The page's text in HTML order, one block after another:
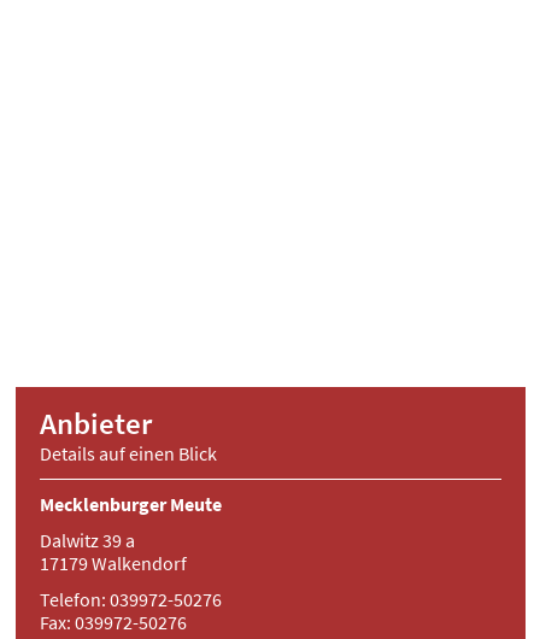
Anbieter
Details auf einen Blick
Mecklenburger Meute
Dalwitz 39 a
17179 Walkendorf
Telefon: 039972-50276
Fax: 039972-50276